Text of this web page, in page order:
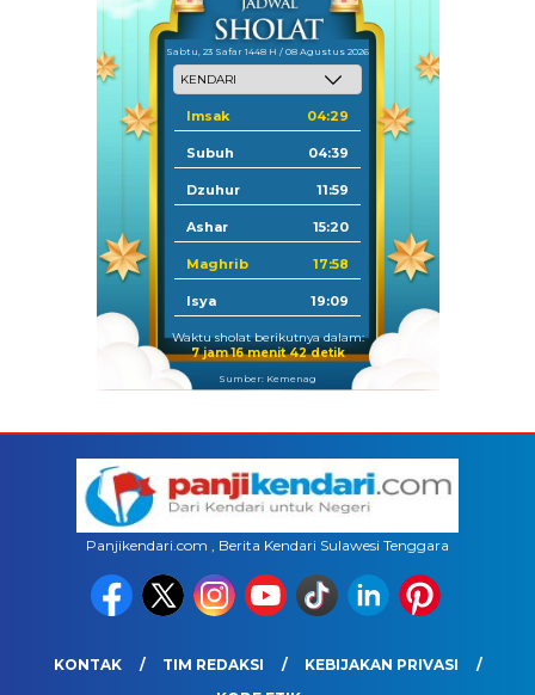
Sabtu, 23 Safar 1448 H / 08 Agustus 2026
Imsak 04:29
Subuh 04:39
Dzuhur 11:59
Ashar 15:20
Maghrib 17:58
Isya 19:09
Waktu sholat berikutnya dalam:
7 jam 16 menit 42 detik
Sumber: Kemenag
Panjikendari.com , Berita Kendari Sulawesi Tenggara
KONTAK TIM REDAKSI
KEBIJAKAN PRIVASI